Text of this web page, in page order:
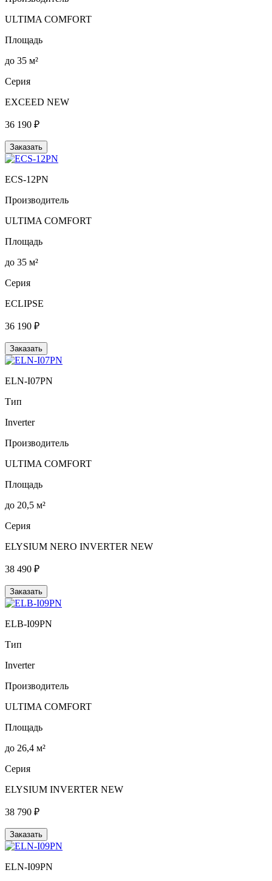
ULTIMA COMFORT
Площадь
до 35 м²
Серия
EXCEED NEW
36 190 ₽
Заказать
ECS-12PN
Производитель
ULTIMA COMFORT
Площадь
до 35 м²
Серия
ECLIPSE
36 190 ₽
Заказать
ELN-I07PN
Тип
Inverter
Производитель
ULTIMA COMFORT
Площадь
до 20,5 м²
Серия
ELYSIUM NERO INVERTER NEW
38 490 ₽
Заказать
ELB-I09PN
Тип
Inverter
Производитель
ULTIMA COMFORT
Площадь
до 26,4 м²
Серия
ELYSIUM INVERTER NEW
38 790 ₽
Заказать
ELN-I09PN